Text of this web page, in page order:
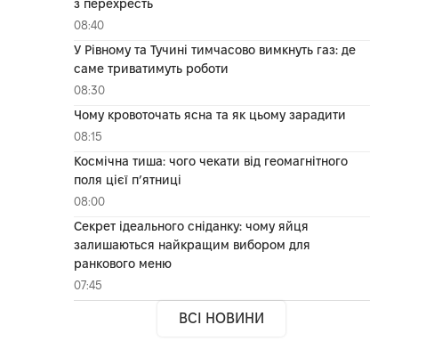
з перехресть
08:40
У Рівному та Тучині тимчасово вимкнуть газ: де
саме триватимуть роботи
08:30
Чому кровоточать ясна та як цьому зарадити
08:15
Космічна тиша: чого чекати від геомагнітного
поля цієї п’ятниці
08:00
Секрет ідеального сніданку: чому яйця
залишаються найкращим вибором для
ранкового меню
07:45
ВСІ НОВИНИ